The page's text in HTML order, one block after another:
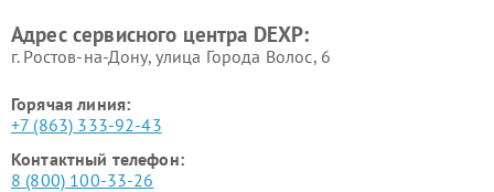
Адрес сервисного центра DEXP:
г. Ростов-на-Дону, улица Города Волос, 6
Горячая линия:
+7 (863) 333-92-43
Контактный телефон:
8 (800) 100-33-26